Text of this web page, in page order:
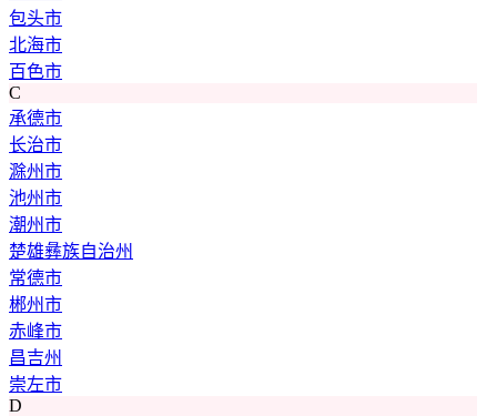
包头市
北海市
百色市
C
承德市
长治市
滁州市
池州市
潮州市
楚雄彝族自治州
常德市
郴州市
赤峰市
昌吉州
崇左市
D